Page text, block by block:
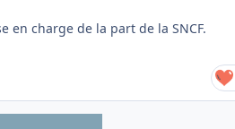
en charge de la part de la SNCF.